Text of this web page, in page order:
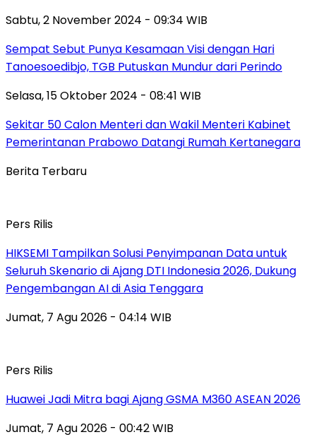
Sabtu, 2 November 2024 - 09:34 WIB
Sempat Sebut Punya Kesamaan Visi dengan Hari
Tanoesoedibjo, TGB Putuskan Mundur dari Perindo
Selasa, 15 Oktober 2024 - 08:41 WIB
Sekitar 50 Calon Menteri dan Wakil Menteri Kabinet
Pemerintanan Prabowo Datangi Rumah Kertanegara
Berita Terbaru
Pers Rilis
HIKSEMI Tampilkan Solusi Penyimpanan Data untuk
Seluruh Skenario di Ajang DTI Indonesia 2026, Dukung
Pengembangan AI di Asia Tenggara
Jumat, 7 Agu 2026 - 04:14 WIB
Pers Rilis
Huawei Jadi Mitra bagi Ajang GSMA M360 ASEAN 2026
Jumat, 7 Agu 2026 - 00:42 WIB